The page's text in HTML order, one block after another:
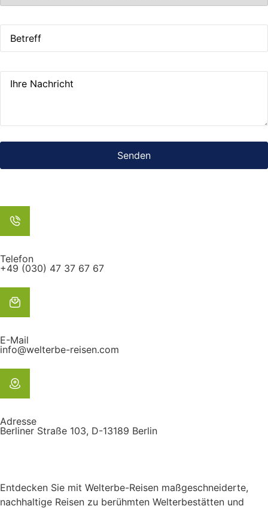
Telefon
+49 (030) 47 37 67 67
E-Mail
info@welterbe-reisen.com
Adresse
Berliner Straße 103, D-13189 Berlin
Entdecken Sie mit Welterbe-Reisen maßgeschneiderte,
nachhaltige Reisen zu berühmten Welterbestätten und